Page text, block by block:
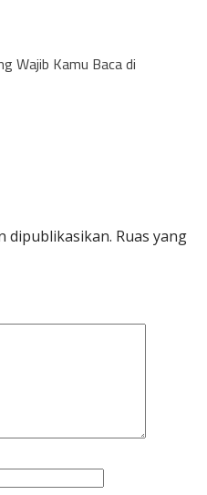
Wajib Kamu Baca di
dipublikasikan. Ruas yang